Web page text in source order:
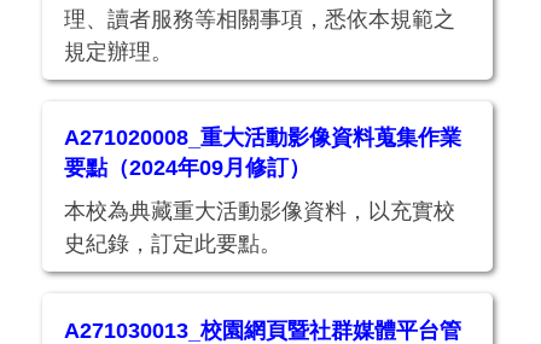
理、讀者服務等相關事項，悉依本規範之
規定辦理。
A271020008_重大活動影像資料蒐集作業
要點（2024年09月修訂）
本校為典藏重大活動影像資料，以充實校
史紀錄，訂定此要點。
A271030013_校園網頁暨社群媒體平台管